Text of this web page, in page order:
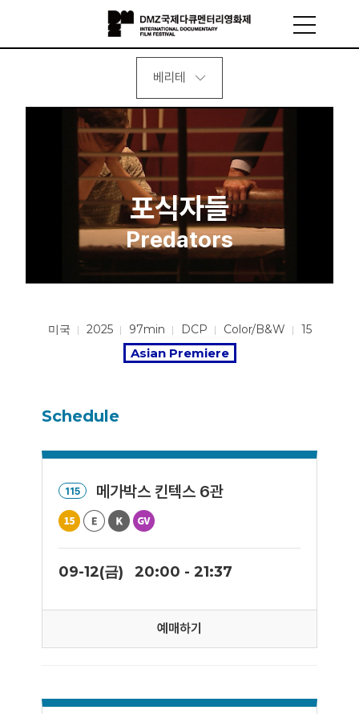
베리테
포식자들
Predators
미국 2025 97min DCP Color/B&W 15
Asian Premiere
Schedule
115 메가박스 킨텍스 6관
09-12(금) 20:00 - 21:37
예매하기